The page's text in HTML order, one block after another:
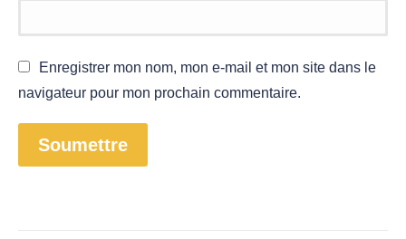
Enregistrer mon nom, mon e-mail et mon site dans le
navigateur pour mon prochain commentaire.